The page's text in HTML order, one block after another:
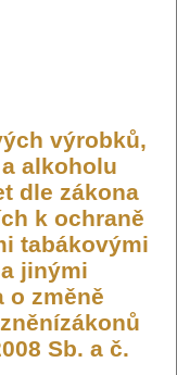
výrobků,
alkoholu
dle zákona
k ochraně
tabákovými
jinými
o změně
Sb. a č.